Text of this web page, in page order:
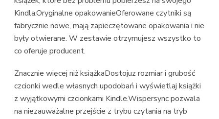
Kindla.Oryginalne opakowanieOferowane czytniki są
fabrycznie nowe, mają zapieczętowane opakowania i nie
były otwierane. W zestawie otrzymujesz wszystko to
co oferuje producent.
Znacznie więcej niż książkaDostojuz rozmiar i grubość
czcionki wedle własnych upodobań i wyświetlaj książki
z wyjątkowymi czcionkami Kindle.Wispersync pozwala
na niezauważalne przejście z trybu czytania na tryb